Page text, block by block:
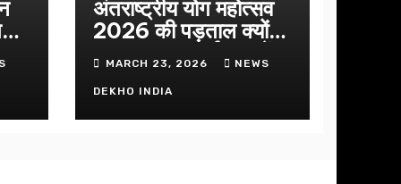
अंतराष्ट्रीय योग महोत्सव
2026 की पड़ताल क्यों
हुआ इस बार कार्यक्रम में
निखार
MARCH 23, 2026 NEWS
DEKHO INDIA